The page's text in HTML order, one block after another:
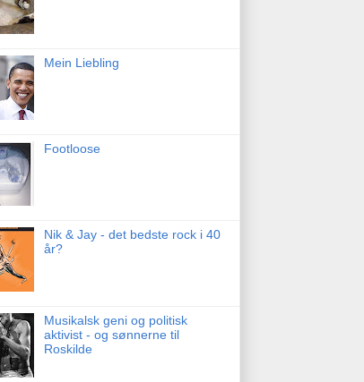
Mein Liebling
Footloose
Nik & Jay - det bedste rock i 40
år?
Musikalsk geni og politisk
aktivist - og sønnerne til
Roskilde